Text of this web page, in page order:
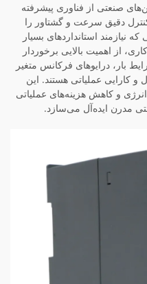
صنعتی از فناوری پیشرفته
دقیق سرعت و گشتاور را
نیازمند استانداردهای بسیار
از اهمیت بالایی برخوردار
بار، درایوهای فرکانس متغیر
کارایی عملیاتی هستند. این
و کاهش هزینه‌های عملیاتی
مدرن ایده‌آل می‌سازد.